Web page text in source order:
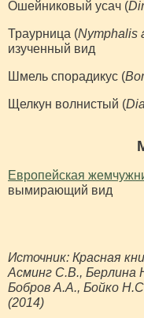
Ошейниковый усач (
Траурница (Nymphalis
изученный вид
Шмель спорадикус (
Щелкун волнистый (
Европейская
вымирающий вид
Источник: Красная
Асминг С.В., Берлина
Бобров А.А., Бойко
(2014)